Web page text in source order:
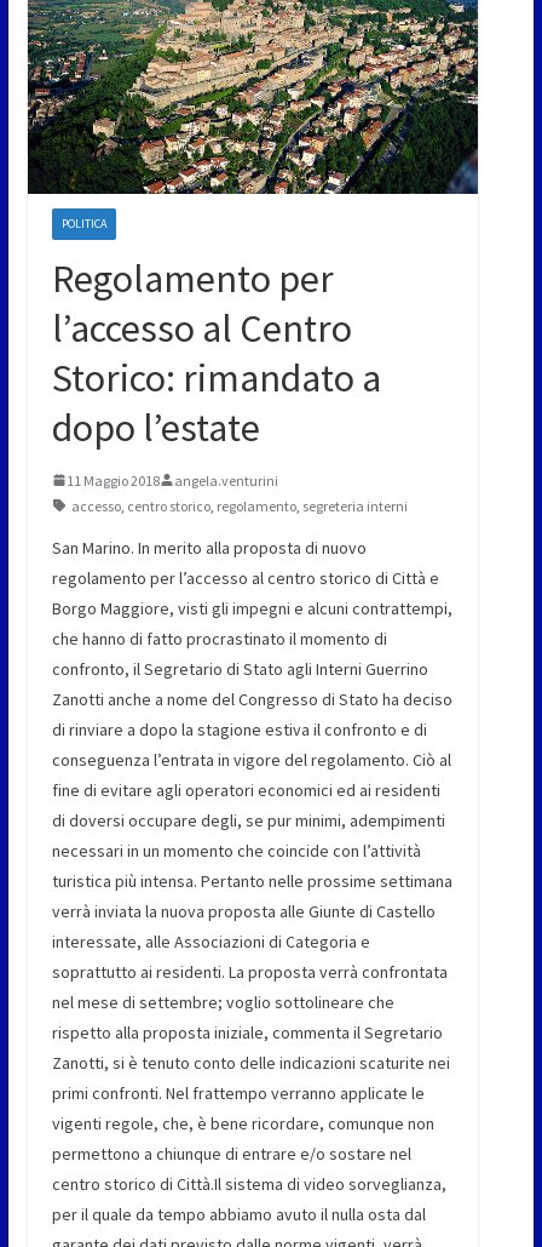
POLITICA
Regolamento per
l’accesso al Centro
Storico: rimandato a
dopo l’estate
11 Maggio 2018
angela.venturini
accesso, centro storico, regolamento, segreteria interni
San Marino. In merito alla proposta di nuovo
regolamento per l’accesso al centro storico di Città e
Borgo Maggiore, visti gli impegni e alcuni contrattempi,
che hanno di fatto procrastinato il momento di
confronto, il Segretario di Stato agli Interni Guerrino
Zanotti anche a nome del Congresso di Stato ha deciso
di rinviare a dopo la stagione estiva il confronto e di
conseguenza l’entrata in vigore del regolamento. Ciò al
fine di evitare agli operatori economici ed ai residenti
di doversi occupare degli, se pur minimi, adempimenti
necessari in un momento che coincide con l’attività
turistica più intensa. Pertanto nelle prossime settimana
verrà inviata la nuova proposta alle Giunte di Castello
interessate, alle Associazioni di Categoria e
soprattutto ai residenti. La proposta verrà confrontata
nel mese di settembre; voglio sottolineare che
rispetto alla proposta iniziale, commenta il Segretario
Zanotti, si è tenuto conto delle indicazioni scaturite nei
primi confronti. Nel frattempo verranno applicate le
vigenti regole, che, è bene ricordare, comunque non
permettono a chiunque di entrare e/o sostare nel
centro storico di Città.Il sistema di video sorveglianza,
per il quale da tempo abbiamo avuto il nulla osta dal